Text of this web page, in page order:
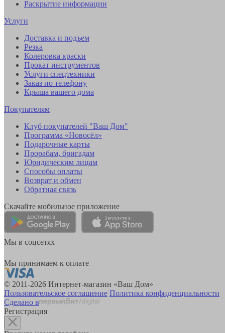
Раскрытие информации
Услуги
Доставка и подъем
Резка
Колеровка краски
Прокат инструментов
Услуги спецтехники
Заказ по телефону
Крыша вашего дома
Покупателям
Клуб покупателей "Ваш Дом"
Программа «Новосёл»
Подарочные карты
Прорабам, бригадам
Юридическим лицам
Способы оплаты
Возврат и обмен
Обратная связь
Скачайте мобильное приложение
Мы в соцсетях
Мы принимаем к оплате
© 2011-2026 Интернет-магазин «Ваш Дом»
Пользовательское соглашение Политика конфиденциальности
Сделано в
Регистрация